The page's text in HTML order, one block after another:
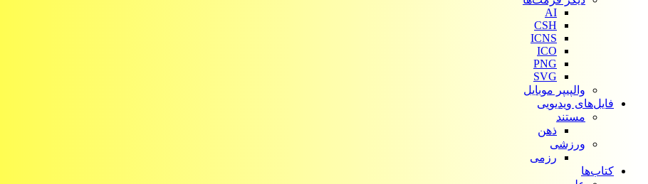
AI
CSH
ICNS
ICO
PNG
SVG
والپیپر موبایل
فایل‌های ویدیویی
مستند
ذهن
ورزشی
رزمی
کتاب‌ها